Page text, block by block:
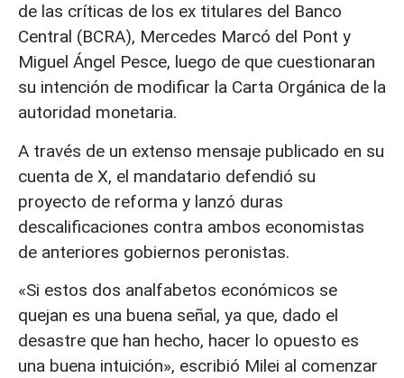
de las críticas de los ex titulares del Banco
Central (BCRA), Mercedes Marcó del Pont y
Miguel Ángel Pesce, luego de que cuestionaran
su intención de modificar la Carta Orgánica de la
autoridad monetaria.
A través de un extenso mensaje publicado en su
cuenta de X, el mandatario defendió su
proyecto de reforma y lanzó duras
descalificaciones contra ambos economistas
de anteriores gobiernos peronistas.
«Si estos dos analfabetos económicos se
quejan es una buena señal, ya que, dado el
desastre que han hecho, hacer lo opuesto es
una buena intuición», escribió Milei al comenzar